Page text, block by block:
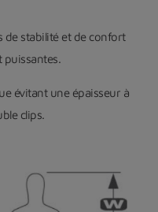
stabilité et de confort
puissantes.
évitant une épaisseur à
clips.